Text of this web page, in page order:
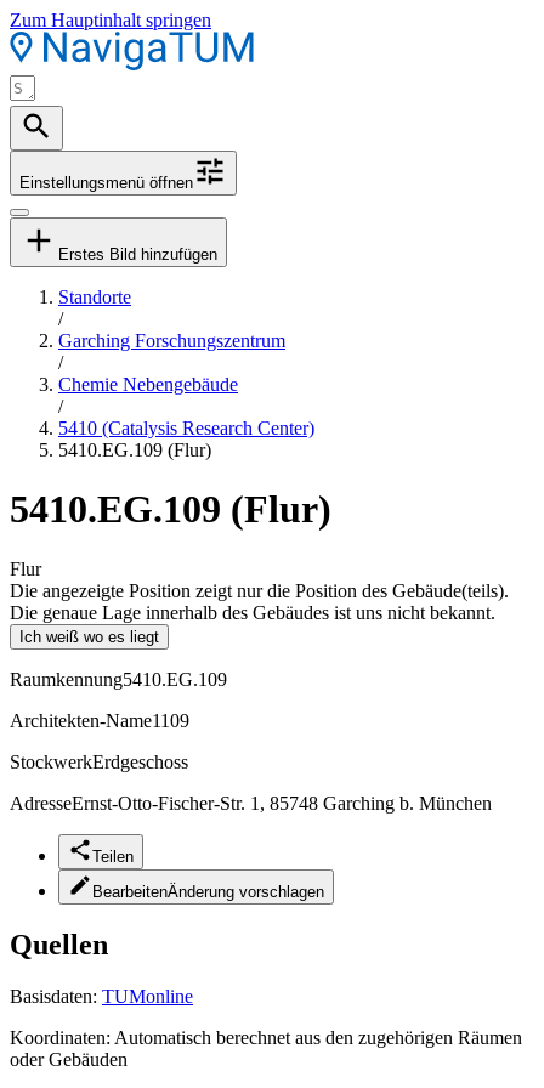
Zum Hauptinhalt springen
Einstellungsmenü öffnen
Erstes Bild hinzufügen
Standorte
/
Garching Forschungszentrum
/
Chemie Nebengebäude
/
5410 (Catalysis Research Center)
5410.EG.109 (Flur)
5410.EG.109 (Flur)
Flur
Die angezeigte Position zeigt nur die Position des Gebäude(teils).
Die genaue Lage innerhalb des Gebäudes ist uns nicht bekannt.
Ich weiß wo es liegt
Raumkennung5410.EG.109
Architekten-Name1109
StockwerkErdgeschoss
AdresseErnst-Otto-Fischer-Str. 1, 85748 Garching b. München
Teilen
BearbeitenÄnderung vorschlagen
Quellen
Basisdaten: TUMonline
Koordinaten: Automatisch berechnet aus den zugehörigen Räumen
oder Gebäuden